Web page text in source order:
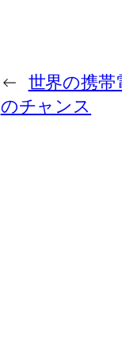
← 世界の携
のチャンス